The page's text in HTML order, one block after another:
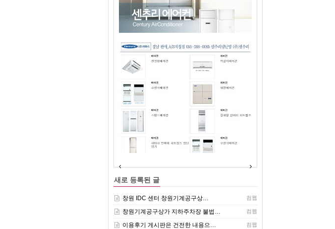
새로 등록된 글
창원 IDC 센터 창원기계공구상… 컴웹
창원기계공구상가 지하주차장 불법… 컴웹
이용후기 게시판은 건전한 내용으… 컴웹